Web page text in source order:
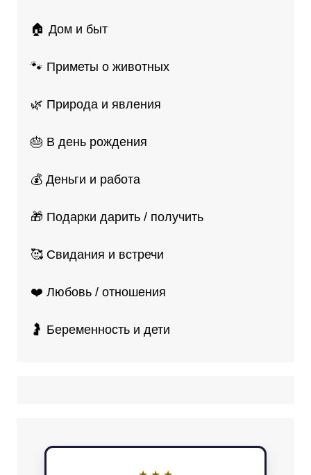
🏠 Дом и быт
🐾 Приметы о животных
🌿 Природа и явления
🎂 В день рождения
💰 Деньги и работа
🎁 Подарки дарить / получить
🥰 Свидания и встречи
❤️ Любовь / отношения
🤰 Беременность и дети